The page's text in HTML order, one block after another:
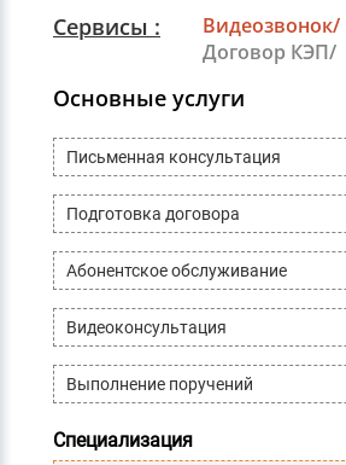
Сервисы : Видеозвонок/
Договор КЭП/
Основные услуги
Письменная консультация
Подготовка договора
Абонентское обслуживание
Видеоконсультация
Выполнение поручений
Специализация